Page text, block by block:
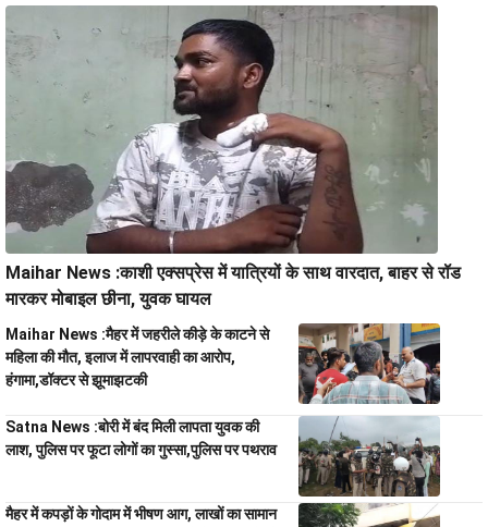
Maihar News :काशी एक्सप्रेस में यात्रियों के साथ वारदात, बाहर से रॉड
मारकर मोबाइल छीना, युवक घायल
Maihar News :मैहर में जहरीले कीड़े के काटने से
महिला की मौत, इलाज में लापरवाही का आरोप,
हंगामा,डॉक्टर से झूमाझटकी
Satna News :बोरी में बंद मिली लापता युवक की
लाश, पुलिस पर फूटा लोगों का गुस्सा,पुलिस पर पथराव
मैहर में कपड़ों के गोदाम में भीषण आग, लाखों का सामान